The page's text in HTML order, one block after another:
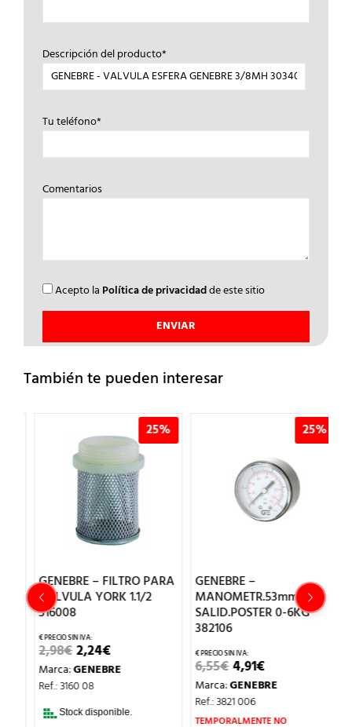
Descripción del producto*
Tu teléfono*
Comentarios
Acepto la Política de privacidadde este sitio
También te pueden interesar
25%
GENEBRE – FILTRO PARA
VALVULA YORK 1.1/2
316008
2,98€EL
PRECIO
ORIGINAL
ERA:
2,24€EL
PRECIO
ACTUAL
Marca:GENEBRE
Ref.: 3160 08
Stock disponible.
25%
GENEBRE –
MANOMETR.53mm
SALID.POSTER 0-6KG
382106
6,55€EL
PRECIO
ORIGINAL
ERA:
6,55€.
4,91€EL
PRECIO
ACTUAL
ES:
4,91€.
Marca:GENEBRE
Ref.: 3821 006
TEMPORALMENTE NO